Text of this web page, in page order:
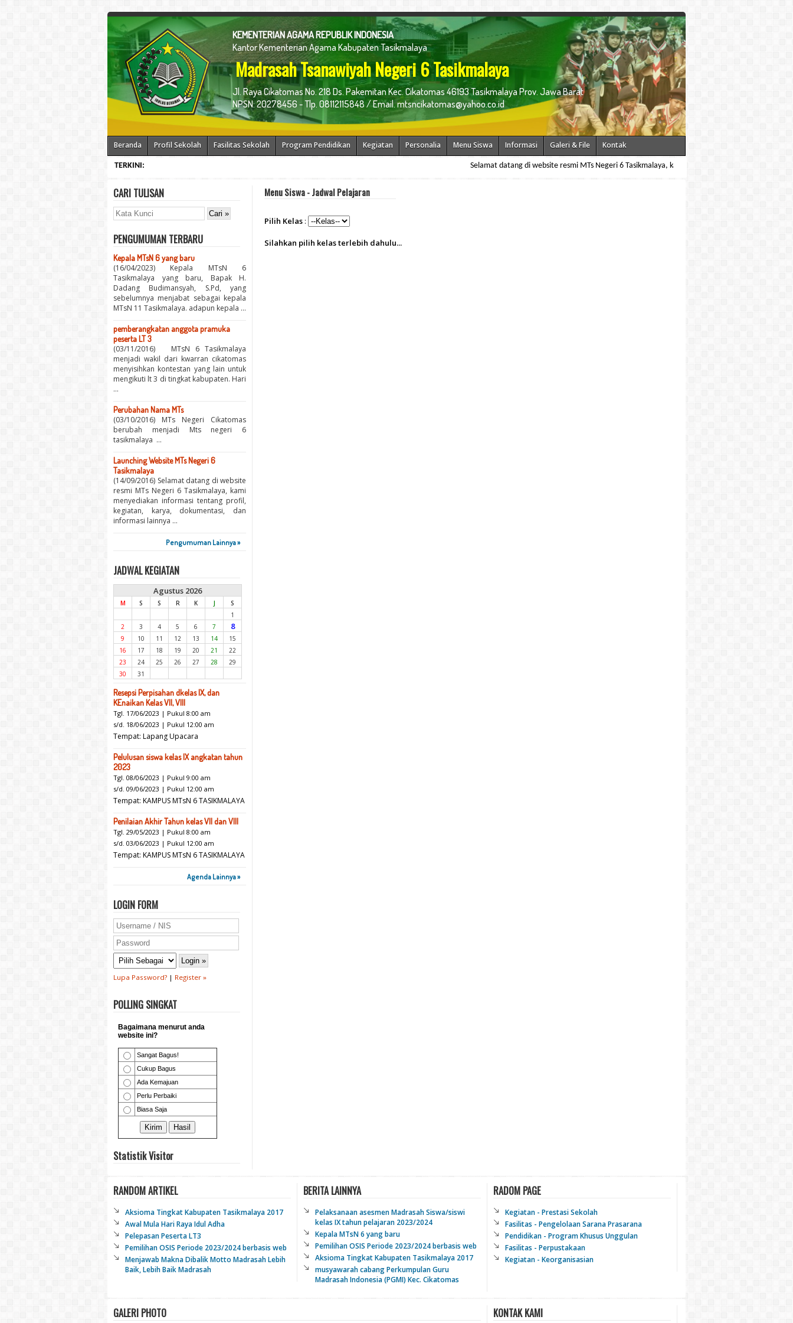
KEMENTERIAN AGAMA REPUBLIK INDONESIA
Kantor Kementerian Agama Kabupaten Tasikmalaya
Madrasah Tsanawiyah Negeri 6 Tasikmalaya
Jl. Raya Cikatomas No. 218 Ds. Pakemitan Kec. Cikatomas 46193 Tasikmalaya Prov. Jawa Barat
NPSN: 20278456 - Tlp. 08112115848 / Email. mtsncikatomas@yahoo.co.id
Beranda Profil Sekolah Fasilitas Sekolah Program Pendidikan Kegiatan Personalia Menu Siswa Informasi Galeri & File Kontak
TERKINI: Selamat datang di website resmi MTs Negeri 6 Tasikmalaya, kami menyediakan informasi tentang
CARI TULISAN
PENGUMUMAN TERBARU
Kepala MTsN 6 yang baru
(16/04/2023) Kepala MTsN 6
Tasikmalaya yang baru, Bapak H.
Dadang Budimansyah, S.Pd, yang
sebelumnya menjabat sebagai kepala
MTsN 11 Tasikmalaya. adapun kepala ...
pemberangkatan anggota pramuka
peserta LT 3
(03/11/2016) MTsN 6 Tasikmalaya
menjadi wakil dari kwarran cikatomas
menyisihkan kontestan yang lain untuk
mengikuti lt 3 di tingkat kabupaten. Hari
...
Perubahan Nama MTs
(03/10/2016) MTs Negeri Cikatomas
berubah menjadi Mts negeri 6
tasikmalaya ...
Launching Website MTs Negeri 6
Tasikmalaya
(14/09/2016) Selamat datang di website
resmi MTs Negeri 6 Tasikmalaya, kami
menyediakan informasi tentang profil,
kegiatan, karya, dokumentasi, dan
informasi lainnya ...
Pengumuman Lainnya »
JADWAL KEGIATAN
Agustus 2026
M S S R K J
S
1
2
3 4 5 6 7 8
9 10 11 12 13 14
15
16
17 18 19 20 21
22
23
24 25 26 27 28
29
30
31
Resepsi Perpisahan dkelas IX, dan
KEnaikan Kelas VII, VIII
Tgl. 17/06/2023 | Pukul 8:00 am
s/d. 18/06/2023 | Pukul 12:00 am
Tempat: Lapang Upacara
Pelulusan siswa kelas IX angkatan tahun
2023
Tgl. 08/06/2023 | Pukul 9:00 am
s/d. 09/06/2023 | Pukul 12:00 am
Tempat: KAMPUS MTsN 6 TASIKMALAYA
Penilaian Akhir Tahun kelas VII dan VIII
Tgl. 29/05/2023 | Pukul 8:00 am
s/d. 03/06/2023 | Pukul 12:00 am
Tempat: KAMPUS MTsN 6 TASIKMALAYA
Agenda Lainnya »
LOGIN FORM
Lupa Password? | Register »
POLLING SINGKAT
Statistik Visitor
Menu Siswa - Jadwal Pelajaran
Pilih Kelas :
Silahkan pilih kelas terlebih dahulu...
RANDOM ARTIKEL
Aksioma Tingkat Kabupaten Tasikmalaya 2017
Awal Mula Hari Raya Idul Adha
Pelepasan Peserta LT3
Pemilihan OSIS Periode 2023/2024 berbasis web
Menjawab Makna Dibalik Motto Madrasah Lebih
Baik, Lebih Baik Madrasah
BERITA LAINNYA
Pelaksanaan asesmen Madrasah Siswa/siswi
kelas IX tahun pelajaran 2023/2024
Kepala MTsN 6 yang baru
Pemilihan OSIS Periode 2023/2024 berbasis web
Aksioma Tingkat Kabupaten Tasikmalaya 2017
musyawarah cabang Perkumpulan Guru
Madrasah Indonesia (PGMI) Kec. Cikatomas
RADOM PAGE
Kegiatan - Prestasi Sekolah
Fasilitas - Pengelolaan Sarana Prasarana
Pendidikan - Program Khusus Unggulan
Fasilitas - Perpustakaan
Kegiatan - Keorganisasian
GALERI PHOTO KONTAK KAMI